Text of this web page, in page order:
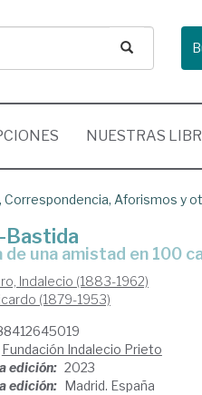
NUESTRAS
Correspondencia, Aforismos y
de una amistad en 100
Indalecio (1883-1962)
(1879-1953)
Fundación Indalecio Prieto
edición: 2023
edición: Madrid. España